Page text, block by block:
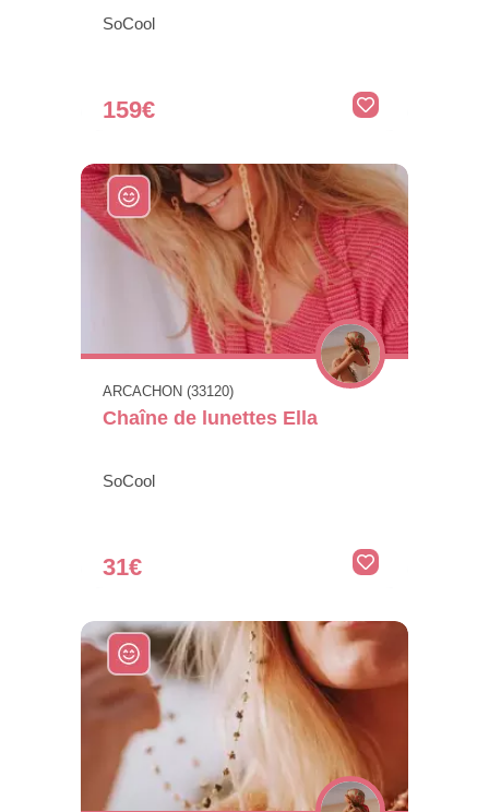
SoCool
159€
ARCACHON (33120)
Chaîne de lunettes Ella
SoCool
31€